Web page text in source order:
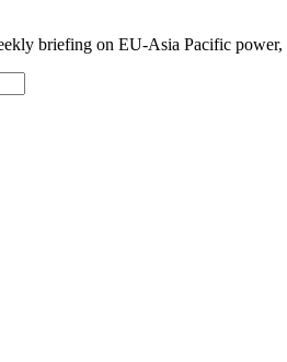
briefing on EU-Asia Pacific power,